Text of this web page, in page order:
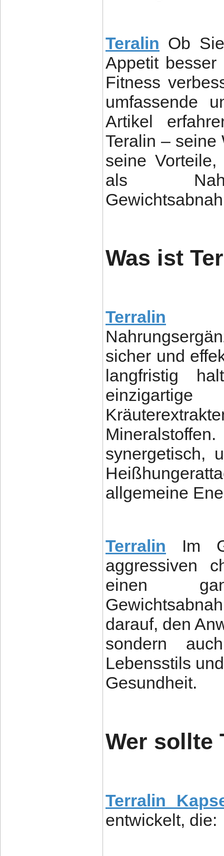
Teralin Ob
Appetit
Fitness
umfassende
Artikel
Teralin – seine
seine
als
Was ist
Terralin
sicher und
langfristig
synergetisch,
allgemeine
Terralin
Im
aggressiven
einen
darauf, den
sondern
Lebensstils
Gesundheit.
Wer sollte
Terralin
entwickelt, die: